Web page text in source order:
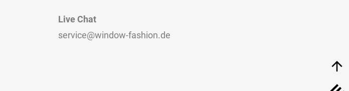
Live Chat
service@window-fashion.de